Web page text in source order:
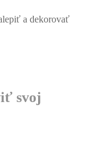
a dekorovať
svoj